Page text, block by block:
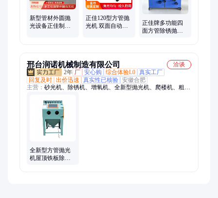
新型管材外圆抛
光设备正佳制铁
正佳120型方管抛
光机 双面自动拉
正佳牌多功能四
面方管除锈抛光
邢台润诺机械制造有限公司
洽谈
2年 厂 安心购 综合体验L0 真实工厂
回复及时 出价迅速 真实性已核验 安徽合肥
主营： 砂光机、除锈机、增氧机、全新型抛光机、爬楼机、粗糙
仪、选果机、漏水检测仪、水份检测仪、铆钉机、管道疏通你、
电动脚手架
全新型方管抛光
机屋顶铁板除锈